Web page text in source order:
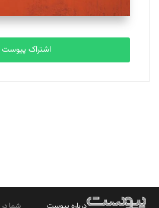
مصطفی مسجدی آرانی
تحریریه
بابک نقاش
تحریریه
اشتراک پیوست